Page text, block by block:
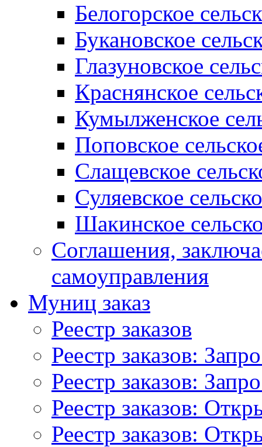
Белогорское
Букановское
Глазуновское
Краснянское
Кумылженское
Поповское
Слащевское
Суляевское
Шакинское
Соглашения,
самоуправления
Муниц заказ
Реестр заказов
Реестр заказов:
Реестр заказов:
Реестр заказов:
Реестр заказов: